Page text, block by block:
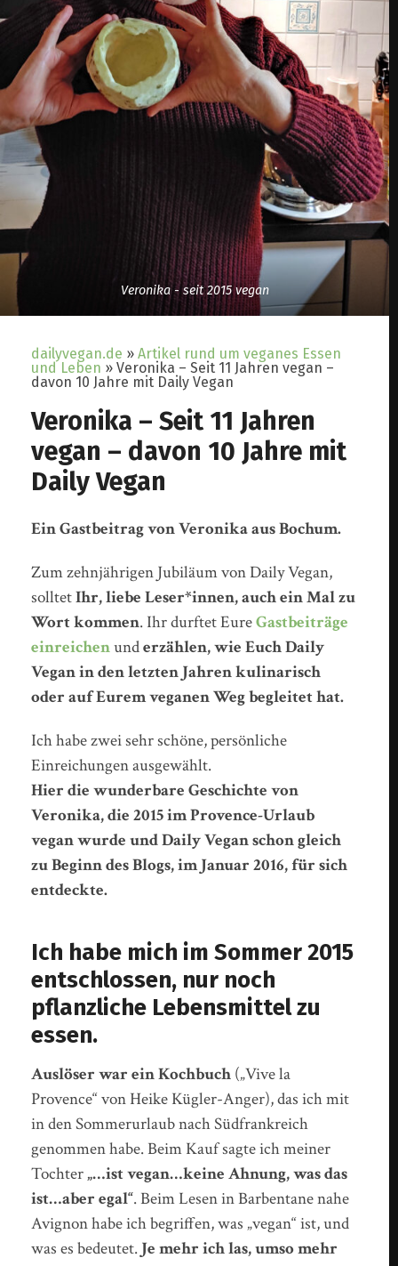
Veronika - seit 2015 vegan
dailyvegan.de »Artikel rund um veganes Essen
und Leben »Veronika – Seit 11 Jahren vegan –
davon 10 Jahre mit Daily Vegan
Veronika – Seit 11 Jahren
vegan – davon 10 Jahre mit
Daily Vegan
Ein Gastbeitrag von Veronika aus Bochum.
Zum zehnjährigen Jubiläum von Daily Vegan,
solltetIhr, liebe Leser*innen, auch ein Mal zu
Wort kommen. Ihr durftet EureGastbeiträge
einreichenunderzählen, wie Euch Daily
Vegan in den letzten Jahren kulinarisch
oder auf Eurem veganen Weg begleitet hat.
Ich habe zwei sehr schöne, persönliche
Einreichungen ausgewählt.
Hier die wunderbare Geschichte von
Veronika, die 2015 im Provence-Urlaub
vegan wurde und Daily Vegan schon gleich
zu Beginn des Blogs, im Januar 2016, für sich
entdeckte.
Ich habe mich im Sommer 2015
entschlossen, nur noch
pflanzliche Lebensmittel zu
essen.
Auslöser war ein Kochbuch („Vive la
Provence“ von Heike Kügler-Anger), das ich mit
in den Sommerurlaub nach Südfrankreich
genommen habe. Beim Kauf sagte ich meiner
Tochter„…ist vegan…keine Ahnung, was das
ist…aber egal“. Beim Lesen in Barbentane nahe
Avignon habe ich begriffen, was „vegan“ ist, und
was es bedeutet. Je mehr ich las, umso mehr